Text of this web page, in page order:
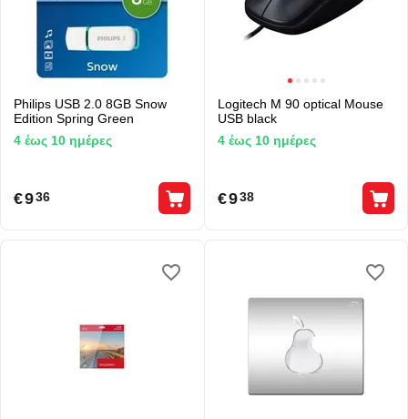
Philips USB 2.0 8GB Snow
Edition Spring Green
4 έως 10 ημέρες
€9 36
Logitech M 90 optical Mouse
USB black
4 έως 10 ημέρες
€9 38